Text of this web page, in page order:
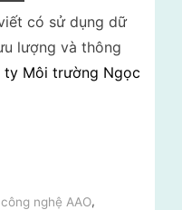
có sử dụng dữ
lượng và thông
ty Môi trường Ngọc
nghệ AAO,